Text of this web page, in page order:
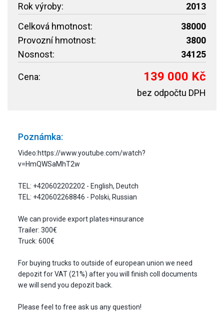
Rok výroby:
2013
Celková hmotnost:
38000
Provozní hmotnost:
3800
Nosnost:
34125
Cena: 139 000 Kč
bez odpočtu DPH
Poznámka:
Video:https://www.youtube.com/watch?
v=HmQWSaMhT2w
TEL: +420602202202 - English, Deutch
TEL: +420602268846 - Polski, Russian
We can provide export plates+insurance
Trailer: 300€
Truck: 600€
For buying trucks to outside of european union we need
depozit for VAT (21%) after you will finish coll documents
we will send you depozit back.
Please feel to free ask us any question!